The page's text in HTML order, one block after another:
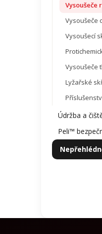
Vysoušeče
Vysoušeče
Vysoušecí
Vysoušeče
Lyžařské
Údržba a
Peli™